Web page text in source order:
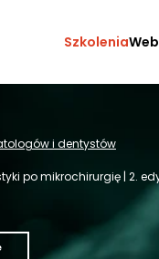
Szkolenia
i dentystów
po mikrochirurgię | 2.